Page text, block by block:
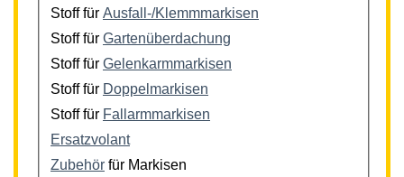
Stoff für Ausfall-/Klemmmarkisen
Stoff für Gartenüberdachung
Stoff für Gelenkarmmarkisen
Stoff für Doppelmarkisen
Stoff für Fallarmmarkisen
Ersatzvolant
Zubehör für Markisen